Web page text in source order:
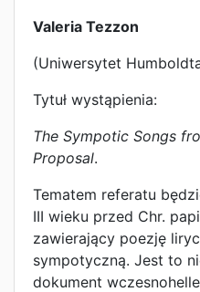
Valeria Tezzon
(Uniwersytet
Tytuł wystąpienia:
The Sympotic Songs
Proposal.
Tematem referatu
III wieku przed Chr.
zawierający poezję
sympotyczną. Jest to
dokument